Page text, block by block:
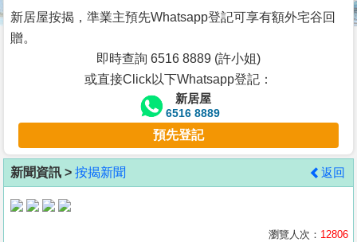
谷
按
客
地
產
新居屋按揭，準業主預先Whatsapp登記可享有額外宅谷回
贈。
即時查詢 6516 8889 (許小姐)
或直接Click以下Whatsapp登記：
新居屋
6516 8889
預先登記
新聞資訊 > 按揭新聞 返回
瀏覽人次： 12806